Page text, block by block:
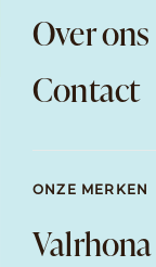
Over ons
Contact
ONZE MERKEN
Valrhona